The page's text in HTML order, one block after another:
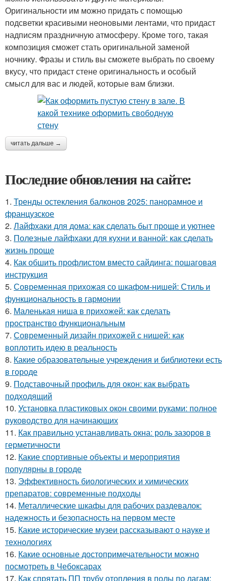
Оригинальности им можно придать с помощью
подсветки красивыми неоновыми лентами, что придаст
надписям праздничную атмосферу. Кроме того, такая
композиция сможет стать оригинальной заменой
ночнику. Фразы и стиль вы сможете выбрать по своему
вкусу, что придаст стене оригинальность и особый
смысл для вас и людей, которые вам близки.
читать дальше →
Последние обновления на сайте:
1. Тренды остекления балконов 2025: панорамное и
французское
2. Лайфхаки для дома: как сделать быт проще и уютнее
3. Полезные лайфхаки для кухни и ванной: как сделать
жизнь проще
4. Как обшить профлистом вместо сайдинга: пошаговая
инструкция
5. Современная прихожая со шкафом-нишей: Стиль и
функциональность в гармонии
6. Маленькая ниша в прихожей: как сделать
пространство функциональным
7. Современный дизайн прихожей с нишей: как
воплотить идею в реальность
8. Какие образовательные учреждения и библиотеки есть
в городе
9. Подставочный профиль для окон: как выбрать
подходящий
10. Установка пластиковых окон своими руками: полное
руководство для начинающих
11. Как правильно устанавливать окна: роль зазоров в
герметичности
12. Какие спортивные объекты и мероприятия
популярны в городе
13. Эффективность биологических и химических
препаратов: современные подходы
14. Металлические шкафы для рабочих раздевалок:
надежность и безопасность на первом месте
15. Какие исторические музеи рассказывают о науке и
технологиях
16. Какие основные достопримечательности можно
посмотреть в Чебоксарах
17. Как спрятать ПП трубу отопления в полы по лагам: